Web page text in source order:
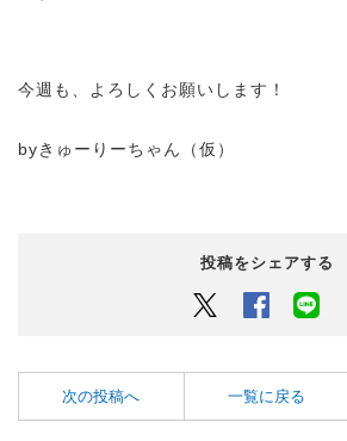
今週も、よろしくお願いします！
byきゅーりーちゃん（仮）
投稿をシェアする
Twitter Facebook
次の投稿へ 一覧に戻る